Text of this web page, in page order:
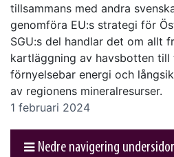
tillsammans med andra
genomföra EU:s strategi för
SGU:s del handlar det om allt
kartläggning av havsbotten till
förnyelsebar energi och
av regionens mineralresurser.
1 februari 2024
Nedre navigering undersidor